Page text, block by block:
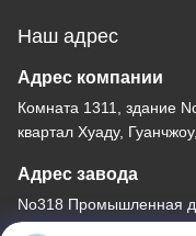
Наш адрес
Адрес компании
Комната 1311, здание
квартал Хуаду,
Адрес завода
No318 Промышленная
район Байюн, Гуанчжоу,